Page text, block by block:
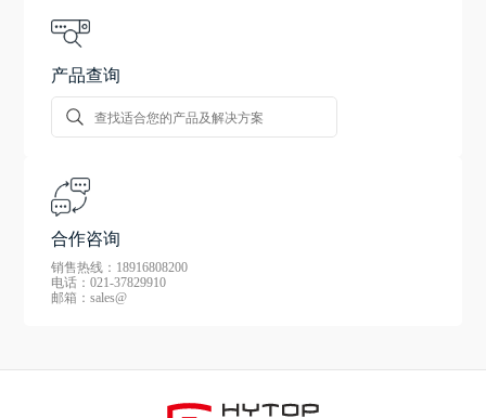
产品查询
合作咨询
销售热线：18916808200
电话：021-37829910
邮箱：sales@